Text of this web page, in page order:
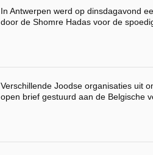
In Antwerpen werd op dinsdagavond
door de Shomre Hadas voor de
Verschillende Joodse organisaties uit
open brief gestuurd aan de Belgische